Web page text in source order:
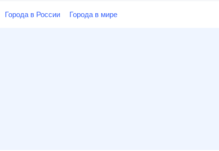
Города в России Города в мире